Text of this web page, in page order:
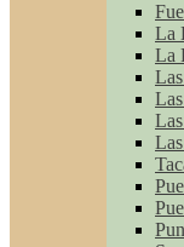
La
La